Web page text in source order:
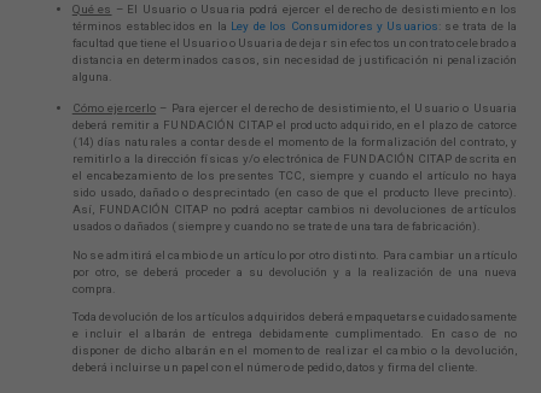
Qué es – El Usuario o Usuaria podrá ejercer el derecho de desistimiento en los
términos establecidos en la Ley de los Consumidores y Usuarios
: se trata de la
facultad que tiene el Usuario o Usuaria de dejar sin efectos un contrato celebrado a
distancia en determinados casos, sin necesidad de justificación ni penalización
alguna.
Cómo ejercerlo – Para ejercer el derecho de desistimiento, el Usuario o Usuaria
deberá remitir a FUNDACIÓN CITAP el producto adquirido, en el plazo de catorce
(14) días naturales a contar desde el momento de la formalización del contrato, y
remitirlo a la dirección físicas y/o electrónica de FUNDACIÓN CITAP descrita en
el encabezamiento de los presentes TCC, siempre y cuando el artículo no haya
sido usado, dañado o desprecintado (en caso de que el producto lleve precinto).
Así, FUNDACIÓN CITAP no podrá aceptar cambios ni devoluciones de artículos
usados o dañados (siempre y cuando no se trate de una tara de fabricación).
No se admitirá el cambio de un artículo por otro distinto. Para cambiar un artículo
por otro, se deberá proceder a su devolución y a la realización de una nueva
compra.
Toda devolución de los artículos adquiridos deberá empaquetarse cuidadosamente
e incluir el albarán de entrega debidamente cumplimentado. En caso de no
disponer de dicho albarán en el momento de realizar el cambio o la devolución,
deberá incluirse un papel con el número de pedido, datos y firma del cliente.
estructura de
la web, en base
a cómo se usa
la web.